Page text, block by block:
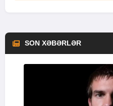
SON XƏBƏRLƏR